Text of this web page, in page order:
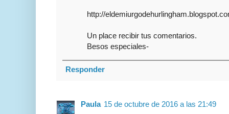
http://
Un place recibir tus comentarios.
Besos especiales-
Responder
Paula 15 de octubre de 2016 a las 21:49